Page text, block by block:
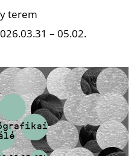
terem
– 05.02.